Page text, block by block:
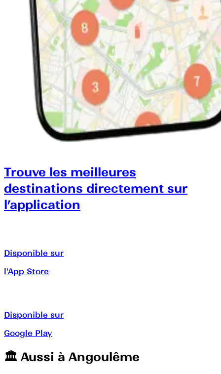
Trouve les meilleures
destinations directement sur
l’application
Disponible sur
l'App Store
Disponible sur
Google Play
🏛️️ Aussi à Angoulême